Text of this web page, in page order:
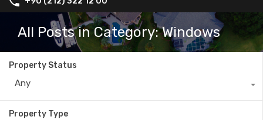
All Posts in Category: Windows
Property Status
Any
Property Type